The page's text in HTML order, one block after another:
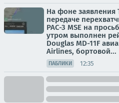
На фоне заявления
передаче
PAC-3 MSE на
утром выполнен
Douglas MD-11F
Airlines, бортовой...
ПАБЛИКИ 12:35